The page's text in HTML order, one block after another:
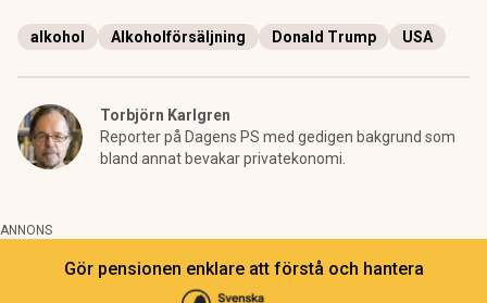
alkohol Alkoholförsäljning Donald Trump USA
Torbjörn Karlgren
Reporter på Dagens PS med gedigen bakgrund som
bland annat bevakar privatekonomi.
ANNONS
Gör pensionen enklare att förstå och hantera